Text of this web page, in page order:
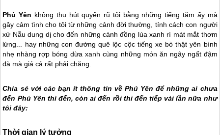
Phú Yên không thu hút quyến rũ tôi bằng những tiếng tăm ấy mà
gây cảm tình cho tôi từ những cảnh đời thường, tính cách con người
xứ Nẫu dung dị cho đến những cánh đồng lúa xanh rì mát mắt thơm
lừng... hay những con đường quê lộc cộc tiếng xe bò thật yên bình
nhẹ nhàng rợp bóng dừa xanh cùng những món ăn ngây ngất đậm
đà mà giá cả rất phải chăng.
Chia sẻ với các bạn ít thông tin về Phú Yên để những ai chưa
đến Phú Yên thì đến, còn ai đến rồi thi đến tiếp vài lần nữa như
tôi đây:
Thời gian lý tưởng